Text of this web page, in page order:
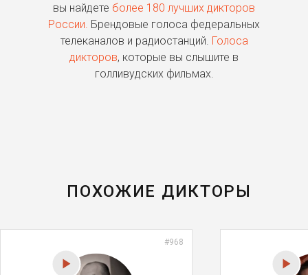
вы найдете более 180 лучших дикторов
России. Брендовые голоса федеральных
телеканалов и радиостанций. Голоса
дикторов, которые вы слышите в
голливудских фильмах.
ПОХОЖИЕ ДИКТОРЫ
#968